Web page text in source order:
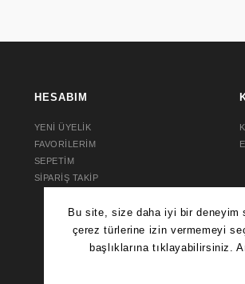
HESABIM
YENİ ÜYELİK
FAVORİLERİM
SEPETİM
SİPARİŞ TAKİP